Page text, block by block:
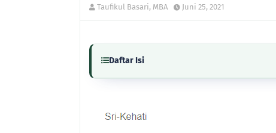
Taufikul Basari, MBA Juni 25, 2021
Daftar Isi